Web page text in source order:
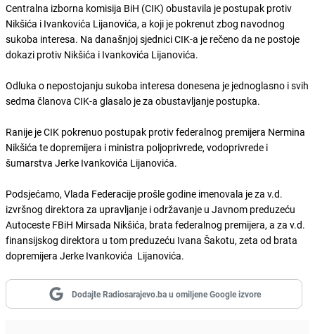
Centralna izborna komisija BiH (CIK) obustavila je postupak protiv
Nikšića i Ivankovića Lijanovića, a koji je pokrenut zbog navodnog
sukoba interesa. Na današnjoj sjednici CIK-a je rečeno da ne postoje
dokazi protiv Nikšića i Ivankovića Lijanovića.
Odluka o nepostojanju sukoba interesa donesena je jednoglasno i svih
sedma članova CIK-a glasalo je za obustavljanje postupka.
Ranije je CIK pokrenuo postupak protiv federalnog premijera Nermina
Nikšića te dopremijera i ministra poljoprivrede, vodoprivrede i
šumarstva Jerke Ivankovića Lijanovića.
Podsjećamo, Vlada Federacije prošle godine imenovala je za v.d.
izvršnog direktora za upravljanje i održavanje u Javnom preduzeću
Autoceste FBiH Mirsada Nikšića, brata federalnog premijera, a za v.d.
finansijskog direktora u tom preduzeću Ivana Šakotu, zeta od brata
dopremijera Jerke Ivankovića Lijanovića.
Dodajte Radiosarajevo.ba u omiljene Google izvore